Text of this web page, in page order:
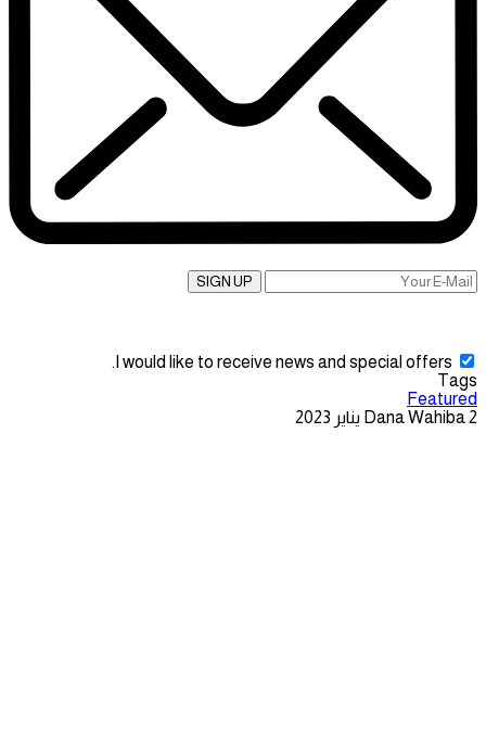
SIGN UP
I would like to receive news and special offers.
Tags
Featured
Dana Wahiba2 يناير 2023